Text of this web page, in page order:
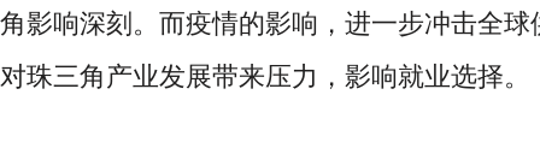
角影响深刻。而疫情的影响，进一步冲击全球
对珠三角产业发展带来压力，影响就业选择。